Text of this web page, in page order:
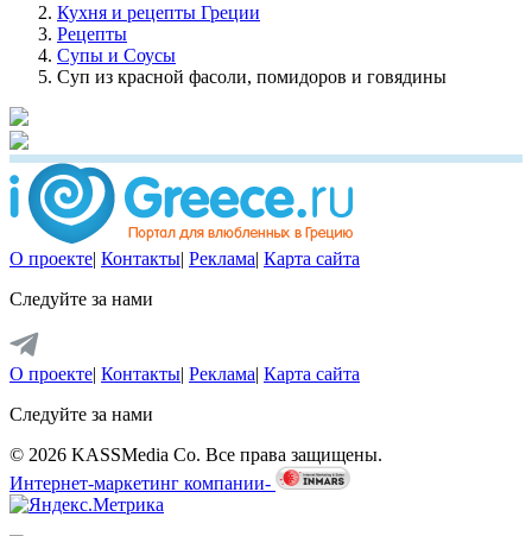
Кухня и рецепты Греции
Рецепты
Супы и Соусы
Суп из красной фасоли, помидоров и говядины
О проекте| Контакты| Реклама| Карта сайта
Следуйте за нами
О проекте| Контакты| Реклама| Карта сайта
Следуйте за нами
© 2026 KASSMedia Co. Все права защищены.
Интернет-маркетинг компании-